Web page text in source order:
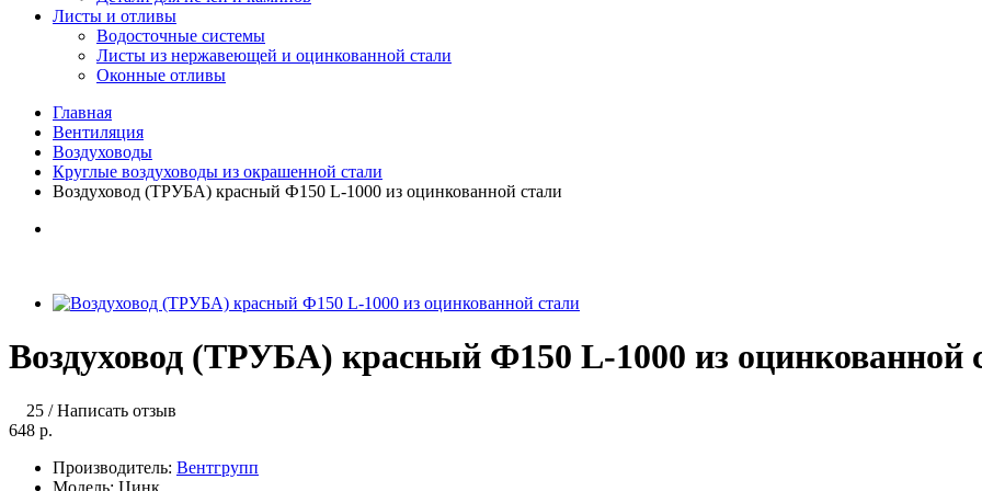
Листы и отливы
Водосточные системы
Листы из нержавеющей и оцинкованной стали
Оконные отливы
Главная
Вентиляция
Воздуховоды
Круглые воздуховоды из окрашенной стали
Воздуховод (ТРУБА) красный Ф150 L-1000 из оцинкованной стали
Воздуховод (ТРУБА) красный Ф150 L-1000 из оцинкованной
25 /Написать отзыв
648 р.
Производитель: Вентгрупп
Модель: Цинк